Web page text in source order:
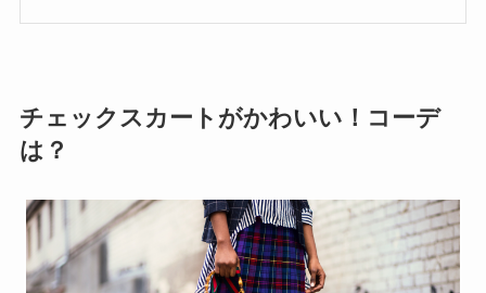
チェックスカートがかわいい！コーデ
は？